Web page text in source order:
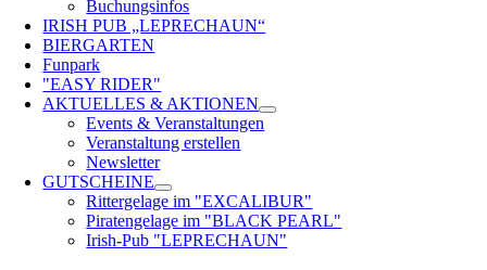
Buchungsinfos
IRISH PUB „LEPRECHAUN“
BIERGARTEN
Funpark
"EASY RIDER"
AKTUELLES & AKTIONEN
Events & Veranstaltungen
Veranstaltung erstellen
Newsletter
GUTSCHEINE
Rittergelage im "EXCALIBUR"
Piratengelage im "BLACK PEARL"
Irish-Pub "LEPRECHAUN"